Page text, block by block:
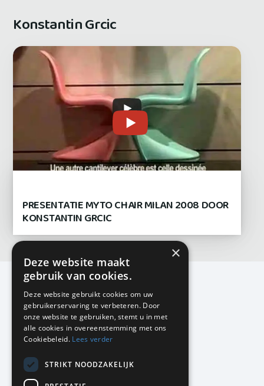
Konstantin Grcic
PRESENTATIE MYTO CHAIR MILAN 2008 DOOR
KONSTANTIN GRCIC
KMP Kantoormeubilair
Airport Business Park
Frankfurtstraat 29-31
1175 RH Lijnden
020-617 01 26
info@kmpkantoormeubilair.nl
×
Deze website maakt
gebruik van cookies.
Deze website gebruikt cookies om uw
gebruikerservaring te verbeteren. Door
onze website te gebruiken, stemt u in met
alle cookies in overeenstemming met ons
Cookiebeleid. Lees verder
STRIKT NOODZAKELIJK